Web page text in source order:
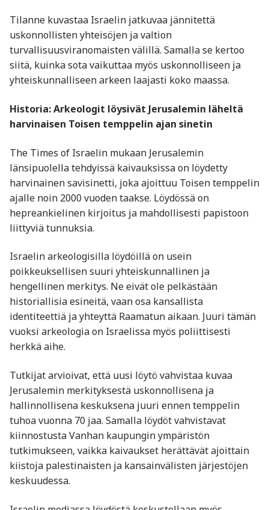
Tilanne kuvastaa Israelin jatkuvaa jännitettä
uskonnollisten yhteisöjen ja valtion
turvallisuusviranomaisten välillä. Samalla se kertoo
siitä, kuinka sota vaikuttaa myös uskonnolliseen ja
yhteiskunnalliseen arkeen laajasti koko maassa.
Historia: Arkeologit löysivät Jerusalemin läheltä
harvinaisen Toisen temppelin ajan sinetin
The Times of Israelin mukaan Jerusalemin
länsipuolella tehdyissä kaivauksissa on löydetty
harvinainen savisinetti, joka ajoittuu Toisen temppelin
ajalle noin 2000 vuoden taakse. Löydössä on
hepreankielinen kirjoitus ja mahdollisesti papistoon
liittyviä tunnuksia.
Israelin arkeologisilla löydöillä on usein
poikkeuksellisen suuri yhteiskunnallinen ja
hengellinen merkitys. Ne eivät ole pelkästään
historiallisia esineitä, vaan osa kansallista
identiteettiä ja yhteyttä Raamatun aikaan. Juuri tämän
vuoksi arkeologia on Israelissa myös poliittisesti
herkkä aihe.
Tutkijat arvioivat, että uusi löytö vahvistaa kuvaa
Jerusalemin merkityksestä uskonnollisena ja
hallinnollisena keskuksena juuri ennen temppelin
tuhoa vuonna 70 jaa. Samalla löydöt vahvistavat
kiinnostusta Vanhan kaupungin ympäristön
tutkimukseen, vaikka kaivaukset herättävät ajoittain
kiistoja palestinaisten ja kansainvälisten järjestöjen
keskuudessa.